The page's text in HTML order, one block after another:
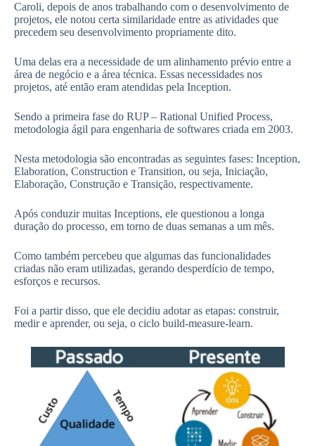
Caroli, depois de anos trabalhando com o desenvolvimento de
projetos, ele notou certa similaridade entre as atividades que
precedem seu desenvolvimento propriamente dito.
Uma delas era a necessidade de um alinhamento prévio entre a
área de negócio e a área técnica. Essas necessidades nos
projetos, até então eram atendidas pela Inception.
Sendo a primeira fase do RUP – Rational Unified Process,
metodologia ágil para engenharia de softwares criada em 2003.
Nesta metodologia são encontradas as seguintes fases: Inception,
Elaboration, Construction e Transition, ou seja, Iniciação,
Elaboração, Construção e Transição, respectivamente.
Após conduzir muitas Inceptions, ele questionou a longa
duração do processo, em torno de duas semanas a um mês.
Como também percebeu que algumas das funcionalidades
criadas não eram utilizadas, gerando desperdício de tempo,
esforços e recursos.
Foi a partir disso, que ele decidiu adotar as etapas: construir,
medir e aprender, ou seja, o ciclo build-measure-learn.